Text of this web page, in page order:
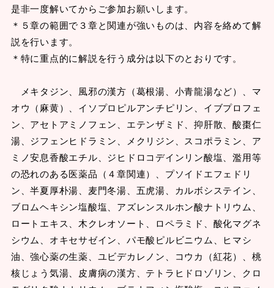
是非一度解いてからご参加お願いします。
＊５章の範囲で３章と関連が強いものは、内容を絡めて解
説を行います。
＊特に重点的に解説を行う成分は以下のとおりです。
メキタジン、風邪の漢方（葛根湯、小青龍湯など）、マ
オウ（麻黄）、イソプロピルアンチピリン、イブプロフェ
ン、アセトアミノフェン、エテンザミド、抑肝散、酸棗仁
湯、ジフェンヒドラミン、メクリジン、スコポラミン、ア
ミノ安息香酸エチル、ジヒドロコデインリン酸塩、濫用等
の恐れのある医薬品（４章関連）、プソイドエフェドリ
ン、半夏厚朴湯、麦門冬湯、五虎湯、カルボシステイン、
ブロムヘキシン塩酸塩、アズレンスルホン酸ナトリウム、
ロートエキス、木クレオソート、ロペラミド、酸化マグネ
シウム、オキセサゼイン、パモ酸ピルビニウム、ヒマシ
油、強心薬の生薬、ユビデカレノン、コウカ（紅花）、桃
核じょう気湯、皮膚病の漢方、テトラヒドロゾリン、クロ